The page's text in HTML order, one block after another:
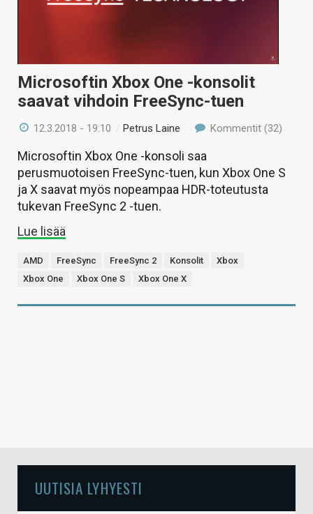
Microsoftin Xbox One -konsolit
saavat vihdoin FreeSync-tuen
12.3.2018 - 19:10 / Petrus Laine Kommentit (32)
Microsoftin Xbox One -konsoli saa
perusmuotoisen FreeSync-tuen, kun Xbox One S
ja X saavat myös nopeampaa HDR-toteutusta
tukevan FreeSync 2 -tuen.
Lue lisää
AMD FreeSync FreeSync 2 Konsolit
Xbox
Xbox One
Xbox One S Xbox One X
UUTISIA LYHYESTI